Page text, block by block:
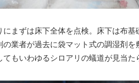
にまずは床下全体を点検。床下は布基
の業者が過去に袋マット式の調湿剤
てもいわゆるシロアリの蟻道が見当た